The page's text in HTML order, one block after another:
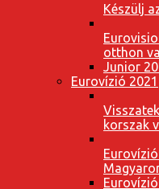
Készülj
otthon
Junior
Eurovízió 2021
korszak